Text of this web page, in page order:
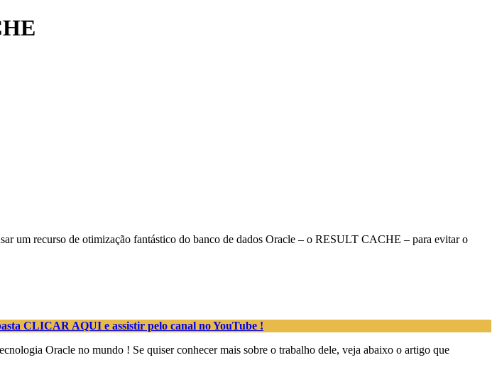
um recurso de otimização fantástico do banco de dados Oracle – o RESULT CACHE – para evitar o
CLICAR AQUI e assistir pelo canal no YouTube !
Oracle no mundo ! Se quiser conhecer mais sobre o trabalho dele, veja abaixo o artigo que